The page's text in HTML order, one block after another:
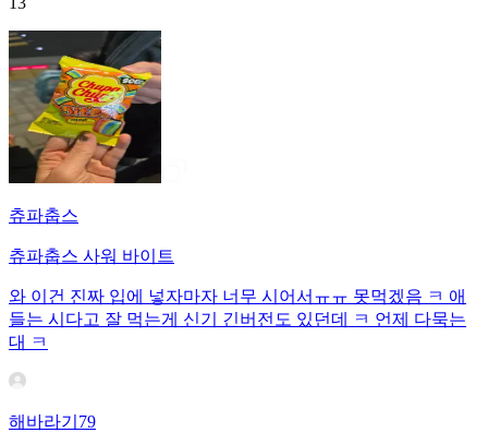
츄파춥스
츄파춥스 사워 바이트
와 이건 진짜 입에 넣자마자 너무 시어서ㅠㅠ 못먹겠음 ㅋ 애
들는 시다고 잘 먹는게 신기 긴버전도 있던데 ㅋ 언제 다묵는
대 ㅋ
해바라기79